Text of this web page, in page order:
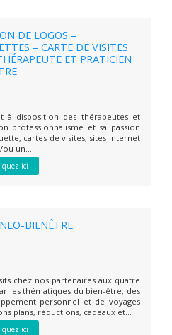
DE LOGOS –
– CARTE DE VISITES
ET PRATICIEN
à disposition des thérapeutes et
professionnalisme et sa passion
cartes de visites, sites internet
un...
ici
BIENÊTRE
chez nos partenaires aux quatre
les thématiques du bien-être, des
personnel et de voyages
plans, réductions, cadeaux et...
ici